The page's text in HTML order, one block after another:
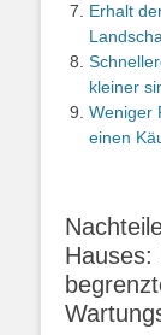
Erhalt
kleiner
Weniger
einen
Hauses: